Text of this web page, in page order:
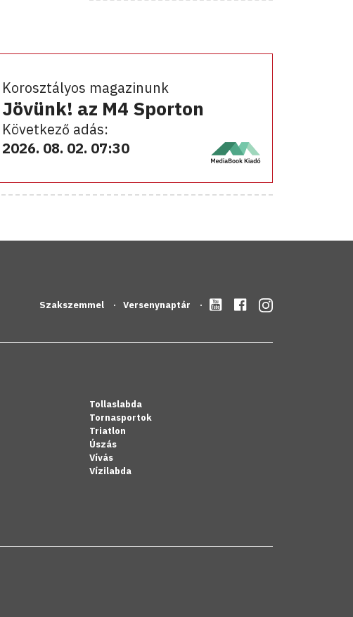
Korosztályos magazinunk
Jövünk! az M4 Sporton
Következő adás:
2026. 08. 02. 07:30
Szakszemmel Versenynaptár
Tollaslabda
Tornasportok
Triatlon
Úszás
Vívás
Vízilabda